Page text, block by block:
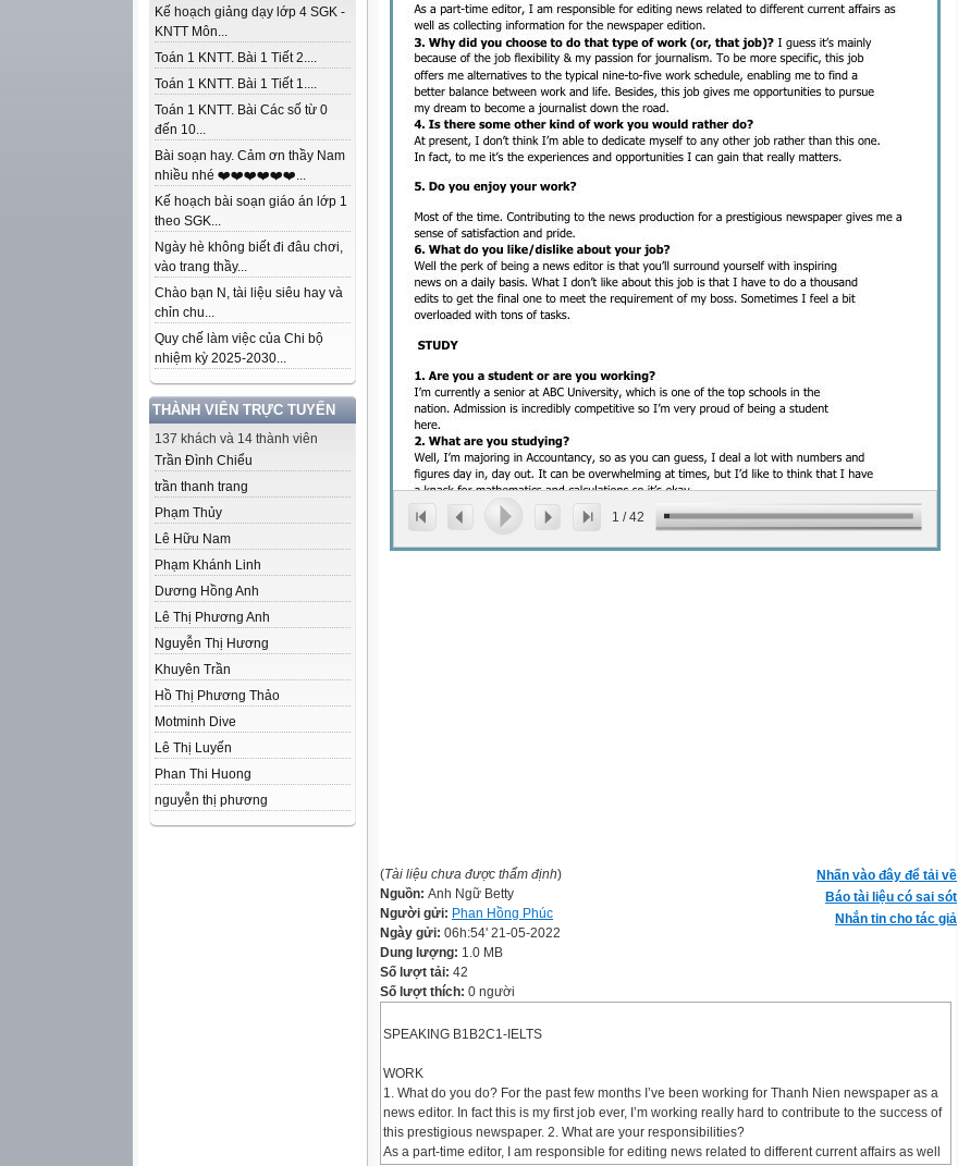
Kế hoạch giảng dạy lớp 4 SGK -
KNTT Môn...
Toán 1 KNTT. Bài 1 Tiết 2....
Toán 1 KNTT. Bài 1 Tiết 1....
Toán 1 KNTT. Bài Các số từ 0
đến 10...
Bài soạn hay. Cảm ơn thầy Nam
nhiều nhé ❤️❤️❤️❤️❤️❤️...
Kế hoạch bài soạn giáo án lớp 1
theo SGK...
Ngày hè không biết đi đâu chơi,
vào trang thầy...
Chào bạn N, tài liệu siêu hay và
chỉn chu...
Quy chế làm việc của Chi bộ
nhiệm kỳ 2025-2030...
THÀNH VIÊN TRỰC TUYẾN
137 khách và 14 thành viên
Trần Đình Chiểu
trần thanh trang
Phạm Thủy
Lê Hữu Nam
Phạm Khánh Linh
Dương Hồng Anh
Lê Thị Phương Anh
Nguyễn Thị Hương
Khuyên Trần
Hồ Thị Phương Thảo
Motminh Dive
Lê Thị Luyến
Phan Thi Huong
nguyễn thị phương
1 /42
Nhấn vào đây để tải về
Báo tài liệu có sai sót
Nhắn tin cho tác giả
(Tài liệu chưa được thẩm định)
Nguồn: Anh Ngữ Betty
Người gửi: Phan Hồng Phúc
Ngày gửi: 06h:54' 21-05-2022
Dung lượng: 1.0 MB
Số lượt tải: 42
Số lượt thích: 0 người
SPEAKING B1B2C1-IELTS
WORK
1. What do you do? For the past few months I’ve been working for Thanh Nien newspaper as a
news editor. In fact this is my first job ever, I’m working really hard to contribute to the success of
this prestigious newspaper. 2. What are your responsibilities?
As a part-time editor, I am responsible for editing news related to different current affairs as well